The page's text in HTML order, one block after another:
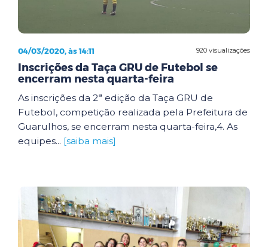
920 visualizações
04/03/2020, às 14:11
Inscrições da Taça GRU de Futebol se
encerram nesta quarta-feira
As inscrições da 2ª edição da Taça GRU de
Futebol, competição realizada pela Prefeitura de
Guarulhos, se encerram nesta quarta-feira,4. As
equipes... [saiba mais]